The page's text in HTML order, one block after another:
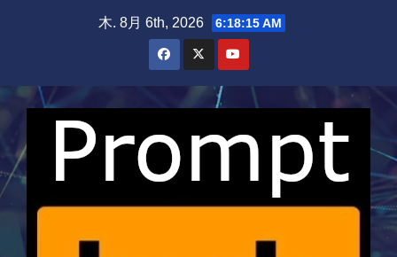
木. 8月 6th, 2026 6:18:15 AM